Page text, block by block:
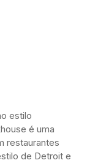
estilo
é uma
restaurantes
de Detroit e